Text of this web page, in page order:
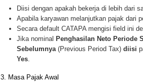
Diisi dengan apakah bekerja di lebih dari
Apabila karyawan melanjutkan pajak dari
Secara default CATAPA mengisi field ini
Jika nominal Penghasilan Neto Periode
Sebelumnya(Previous Period Tax) diisi
Yes.
3. Masa Pajak Awal